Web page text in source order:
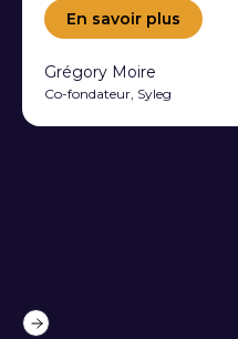
collaboratif et positif,
avec pédagogie,
nous recommandons
Slide 3 of 5.